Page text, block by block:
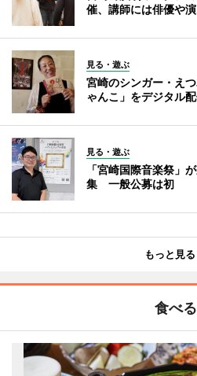
催、講師には俳優や
見る・遊ぶ
宮崎のシンガー・え
ゃんこ」をデジタル
見る・遊ぶ
「宮崎国際音楽祭」
集 一般公募は初
もっと見る
食べる